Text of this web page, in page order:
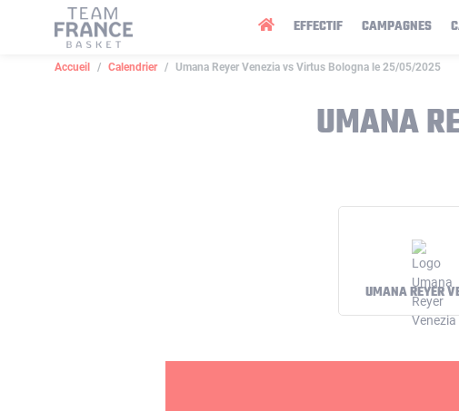
EFFECTIF CAMPAGNES
Accueil Calendrier Umana Reyer Venezia vs Virtus Bologna le 25/05/2025
UMANA
UMANA REYER
Panneau de gestion des cookies